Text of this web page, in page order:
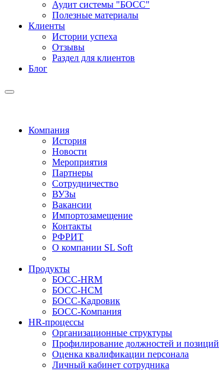
Аудит системы "БОСС"
Полезные материалы
Клиенты
Истории успеха
Отзывы
Раздел для клиентов
Блог
Компания
История
Новости
Мероприятия
Партнеры
Сотрудничество
ВУЗы
Вакансии
Импортозамещение
Контакты
РФРИТ
О компании SL Soft
Продукты
БОСС-HRM
БОСС-HCM
БОСС-Кадровик
БОСС-Компания
HR-процессы
Организационные структуры
Профилирование должностей и позиций
Оценка квалификации персонала
Личный кабинет сотрудника